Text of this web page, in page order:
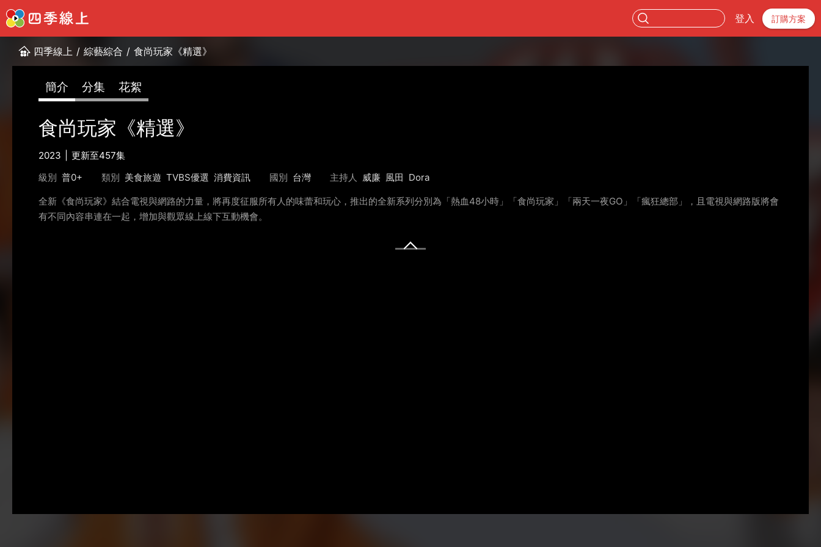
登入 訂購方案
四季線上 / 綜藝綜合 / 食尚玩家《精選》
簡介 分集 花絮
食尚玩家《精選》
2023
更新至457集
級別 普0+ 類別 美食旅遊 TVBS優選 消費資訊 國別 台灣 主持人 威廉 風田 Dora
全新《食尚玩家》結合電視與網路的力量，將再度征服所有人的味蕾和玩心，推出的全新系列分別為「熱血48小時」「食尚玩家」「兩天一夜GO」「瘋狂總部」，且電視與網路版將會
有不同內容串連在一起，增加與觀眾線上線下互動機會。